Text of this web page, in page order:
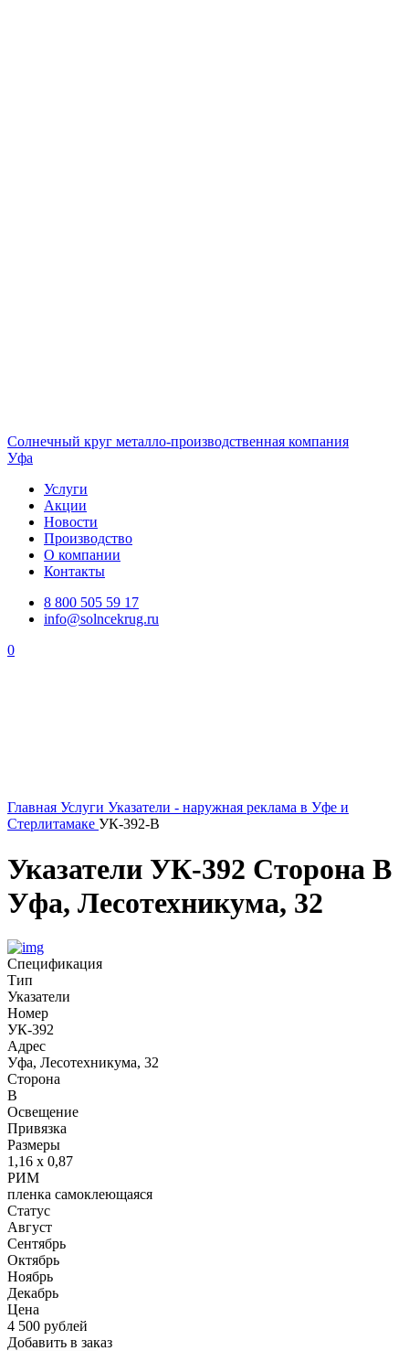
Солнечный круг металло-производственная компания
Уфа
Услуги
Акции
Новости
Производство
О компании
Контакты
8 800 505 59 17
info@solncekrug.ru
0
Главная Услуги Указатели - наружная реклама в Уфе и
Стерлитамаке УК-392-В
Указатели УК-392 Сторона В
Уфа, Лесотехникума, 32
Спецификация
Тип
Указатели
Номер
УК-392
Адрес
Уфа, Лесотехникума, 32
Сторона
В
Освещение
Привязка
Размеры
1,16 х 0,87
РИМ
пленка самоклеющаяся
Статус
Август
Сентябрь
Октябрь
Ноябрь
Декабрь
Цена
4 500 рублей
Добавить в заказ